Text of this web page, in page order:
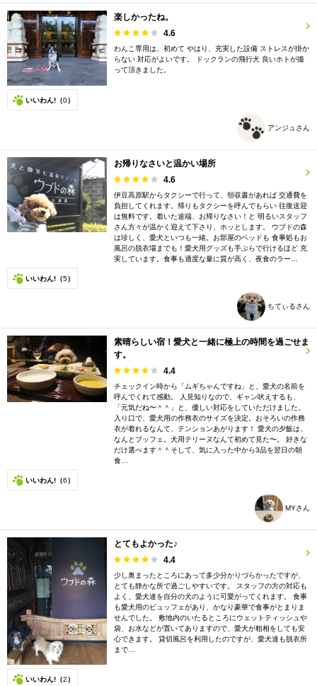
楽しかったね。
4.6
わんこ専用は、初めて やはり、充実した設備 ストレスが掛か
らない 対応がよいです。 ドックランの飛行犬 良いホトが撮
って頂きました。
いいわん!（0）
アンジュさん
お帰りなさいと温かい場所
4.6
伊豆高原駅からタクシーで行って、領収書があれば 交通費を
負担してくれます。帰りもタクシーを呼んでもらい 往復送迎
は無料です。着いた途端、お帰りなさい！と 明るいスタッフ
さん方々が温かく迎えて下さり、ホッとします。 ウブドの森
は珍しく、愛犬といつも一緒。お部屋のベッドも 食事処もお
風呂の脱衣場までも！愛犬用グッズも手ぶらで行けるほど 充
実しています。食事も適度な量に質が高く、夜食のラー…
いいわん!（5）
ちてぃるさん
素晴らしい宿！愛犬と一緒に極上の時間を過ごせま
す。
4.4
チェックイン時から「ムギちゃんですね」と、愛犬の名前を
呼んでくれて感動。 人見知りなので、ギャン吠えするも、
「元気だね〜＾＾」と、優しい対応をしていただけました。
入り口で、愛犬用の作務衣のサイズを決定。おそろいの作務
衣が着れるなんて、テンションあがります！ 愛犬の夕飯は、
なんとブッフェ。犬用テリーヌなんて初めて見た〜。 好きな
だけ選べます＾＾そして、気に入った中から3品を翌日の朝
食…
いいわん!（6）
MYさん
とてもよかった♪
4.4
少し奥まったところにあって多少分かりづらかったですが、
とても静かな所で過ごしやすいです。 スタッフの方の対応も
よく、愛犬達を自分の犬のように可愛がってくれます。 食事
も愛犬用のビュッフェがあり、かなり豪華で食事がとまりま
せんでした。 敷地内のいたるところにウェットティッシュや
袋、お水などが置いてありますので、愛犬が粗相をしても安
心できます。 貸切風呂を利用したのですが、愛犬達も脱衣所
まで…
いいわん!（2）